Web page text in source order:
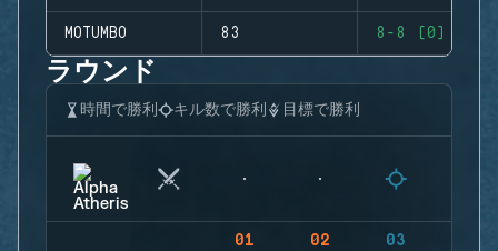
MOTUMBO 83 8-8 (0)
ラウンド
時間で勝利 キル数で勝利 目標で勝利
01 02 03